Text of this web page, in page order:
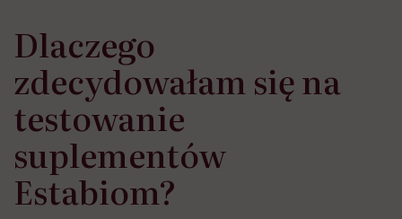
może chyba tylko
głupota i brak
wyobraźni"
Dlaczego
zdecydowałam się na
testowanie
suplementów
Estabiom?